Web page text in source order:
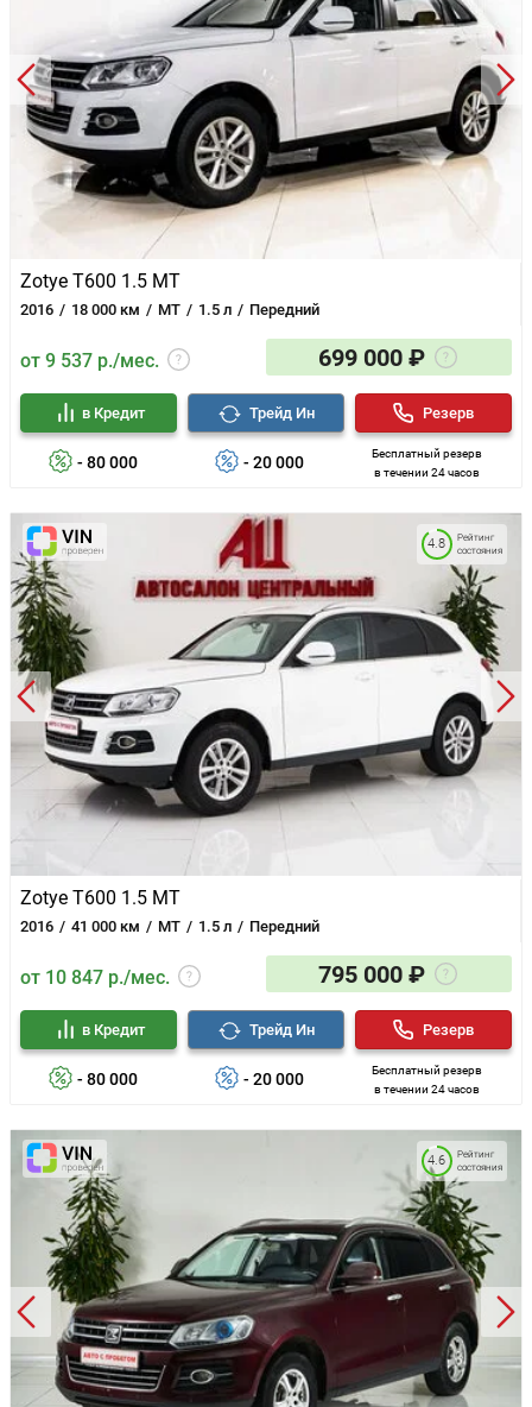
Zotye T600 1.5 MT
2016 18 000 км MT 1.5 л Передний
от 9 537 р./мес. 699 000 ₽
- 80 000
в Кредит
- 20 000
Трейд Ин
Бесплатный резерв
в течении 24 часов
Резерв
Zotye T600 1.5 MT
2016 41 000 км MT 1.5 л Передний
Рейтинг
состояния
4.8
от 10 847 р./мес. 795 000 ₽
- 80 000
в Кредит
- 20 000
Трейд Ин
Бесплатный резерв
в течении 24 часов
Резерв
Рейтинг
состояния
4.6